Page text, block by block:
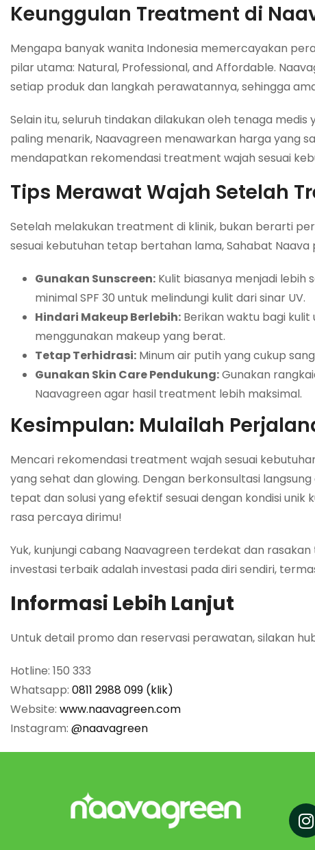
Keunggulan Treatment di
Mengapa banyak wanita Indonesia memercayakan
pilar utama: Natural, Professional, and Affordable.
setiap produk dan langkah perawatannya, sehingga
Selain itu, seluruh tindakan dilakukan oleh tenaga
paling menarik, Naavagreen menawarkan harga yang
mendapatkan rekomendasi treatment wajah sesuai
Tips Merawat Wajah Setelah
Setelah melakukan treatment di klinik, bukan berarti
sesuai kebutuhan tetap bertahan lama, Sahabat
Gunakan Sunscreen: Kulit biasanya menjadi lebih
minimal SPF 30 untuk melindungi kulit dari sinar UV.
Hindari Makeup Berlebih: Berikan waktu bagi
menggunakan makeup yang berat.
Tetap Terhidrasi: Minum air putih yang cukup
Gunakan Skin Care Pendukung:Gunakan
Naavagreen agar hasil treatment lebih maksimal.
Kesimpulan: Mulailah
Mencari rekomendasi treatment wajah sesuai
yang sehat dan glowing. Dengan berkonsultasi
tepat dan solusi yang efektif sesuai dengan kondisi
rasa percaya dirimu!
Yuk, kunjungi cabang Naavagreen terdekat dan
investasi terbaik adalah investasi pada diri sendiri,
Informasi Lebih Lanjut
Untuk detail promo dan reservasi perawatan, silakan
Hotline: 150 333
Whatsapp: 0811 2988 099 (klik)
Website: www.naavagreen.com
Instagram: @naavagreen